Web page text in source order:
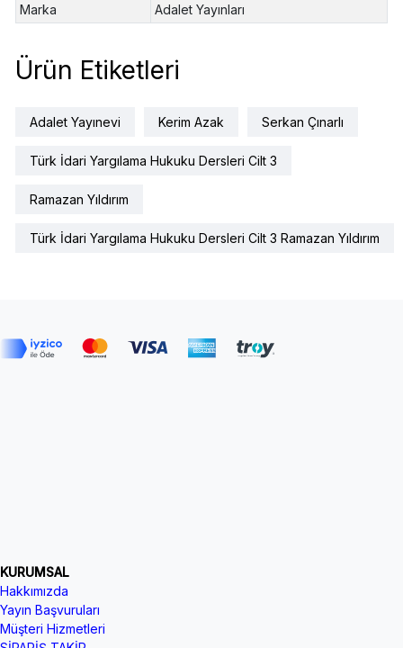
Marka
Adalet Yayınları
Ürün Etiketleri
Adalet Yayınevi Kerim Azak Serkan Çınarlı
Türk İdari Yargılama Hukuku Dersleri Cilt 3
Ramazan Yıldırım
Türk İdari Yargılama Hukuku Dersleri Cilt 3 Ramazan Yıldırım
KURUMSAL
Hakkımızda
Yayın Başvuruları
Müşteri Hizmetleri